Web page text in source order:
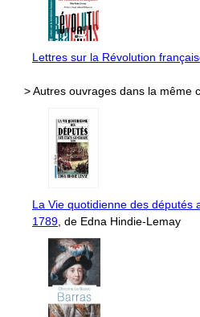
Lettres sur la Révolution
> Autres ouvrages dans la même
La Vie quotidienne des députés
1789 , de Edna Hindie-Lemay